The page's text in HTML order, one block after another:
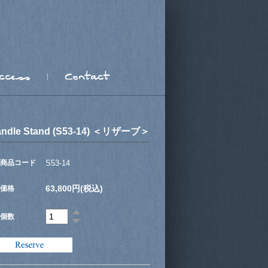
Stand (S53-14) ＜リザーブ＞
商品コード S53-14
価格 63,800円(税込)
個数